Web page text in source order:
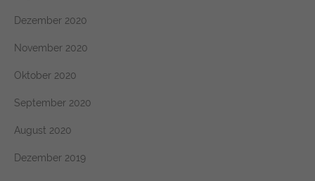
Dezember 2020
November 2020
Oktober 2020
September 2020
August 2020
Dezember 2019